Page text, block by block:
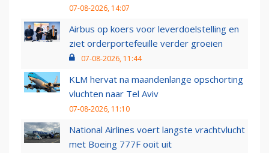
07-08-2026, 14:07
Airbus op koers voor leverdoelstelling en
ziet orderportefeuille verder groeien
07-08-2026, 11:44
KLM hervat na maandenlange opschorting
vluchten naar Tel Aviv
07-08-2026, 11:10
National Airlines voert langste vrachtvlucht
met Boeing 777F ooit uit